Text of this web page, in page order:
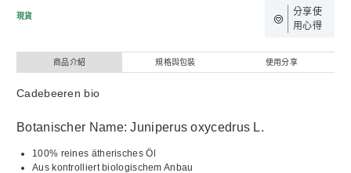
現貨
分享使
用心得
商品介紹 規格與包裝 使用分享
Cadebeeren bio
Botanischer Name: Juniperus oxycedrus L.
100% reines ätherisches Öl
Aus kontrolliert biologischem Anbau